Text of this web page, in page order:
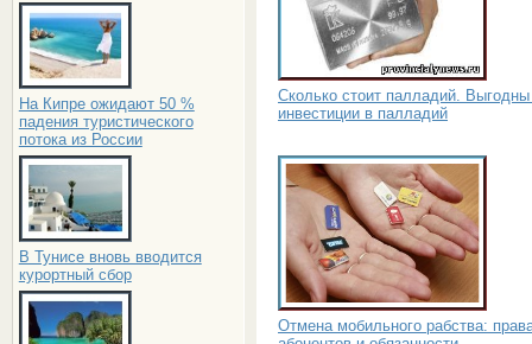
На Кипре ожидают 50 %
падения туристического
потока из России
В Тунисе вновь вводится
курортный сбор
Сколько стоит палладий.
инвестиции в палладий
Отмена мобильного рабства: